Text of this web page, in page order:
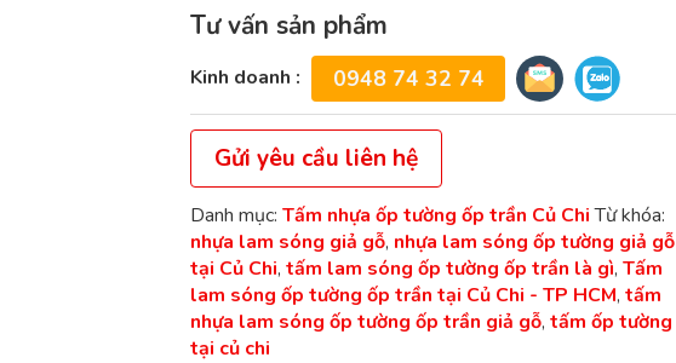
Tư vấn sản phẩm
Kinh doanh : 0948 74 32 74
Gửi yêu cầu liên hệ
Danh mục: Tấm nhựa ốp tường ốp trần Củ Chi Từ khóa:
nhựa lam sóng giả gỗ, nhựa lam sóng ốp tường giả gỗ
tại Củ Chi, tấm lam sóng ốp tường ốp trần là gì, Tấm
lam sóng ốp tường ốp trần tại Củ Chi - TP HCM, tấm
nhựa lam sóng ốp tường ốp trần giả gỗ, tấm ốp tường
tại củ chi